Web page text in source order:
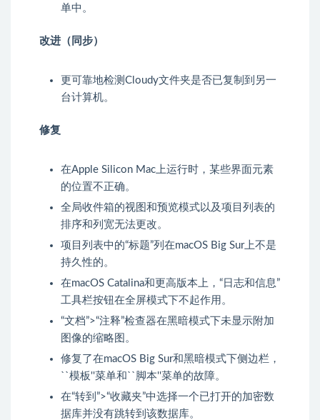
单中。
改进（同步）
更可靠地检测Cloudy文件夹是否已复制到另一
台计算机。
修复
在Apple Silicon Mac上运行时，某些界面元素
的位置不正确。
全局收件箱的视图和预览模式以及项目列表的
排序和列宽无法更改。
项目列表中的“标题”列在macOS Big Sur上不是
持久性的。
在macOS Catalina和更高版本上，“日志和信息”
工具栏按钮在全屏模式下不起作用。
“文档”>“注释”检查器在黑暗模式下未显示附加
图像的缩略图。
修复了在macOS Big Sur和黑暗模式下侧边栏，
``模板''菜单和``脚本''菜单的故障。
在“转到”>“收藏夹”中选择一个已打开的加密数
据库并没有跳转到该数据库。